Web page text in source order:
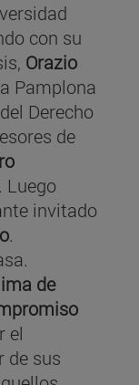
con su
Orazio
Pamplona
Derecho
de
. Luego
invitado
.
de
el
de sus